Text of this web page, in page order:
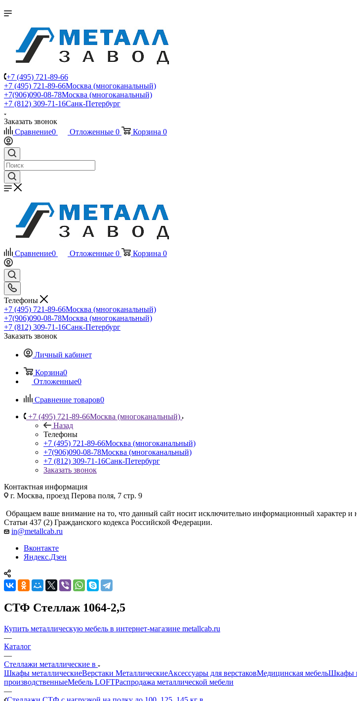
+7 (495) 721-89-66
+7 (495) 721-89-66Москва (многоканальный)
+7(906)090-08-78Москва (многоканальный)
+7 (812) 309-71-16Санк-Петербург
Заказать звонок
Сравнение0 Отложенные 0 Корзина 0
Сравнение0 Отложенные 0 Корзина 0
Телефоны
+7 (495) 721-89-66Москва (многоканальный)
+7(906)090-08-78Москва (многоканальный)
+7 (812) 309-71-16Санк-Петербург
Заказать звонок
Личный кабинет
Корзина0
Отложенные0
Сравнение товаров0
+7 (495) 721-89-66Москва (многоканальный)
Назад
Телефоны
+7 (495) 721-89-66Москва (многоканальный)
+7(906)090-08-78Москва (многоканальный)
+7 (812) 309-71-16Санк-Петербург
Заказать звонок
Контактная информация
г. Москва, проезд Перова поля, 7 стр. 9
Обращаем ваше внимание на то, что данный сайт носит исключительно информационный характер
Статьи 437 (2) Гражданского кодекса Российской Федерации.
in@metallcab.ru
Вконтакте
Яндекс.Дзен
СТФ Стеллаж 1064-2,5
Купить металлическую мебель в интернет-магазине metallcab.ru
—
Каталог
—
Стеллажи металлические в
Шкафы металлическиеВерстаки МеталлическиеАксессуары для верстаковМедицинская мебельШкафы
производственныеМебель LOFTРаспродажа металлической мебели
—